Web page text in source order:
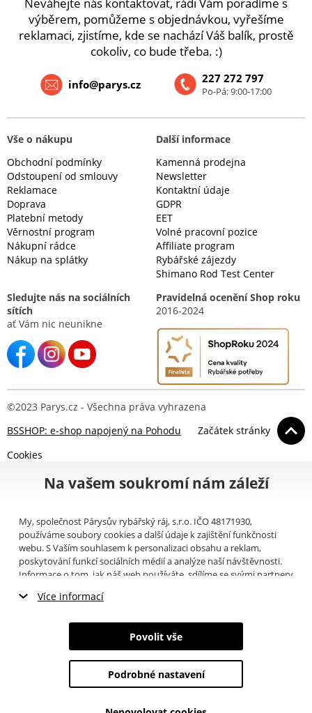
Neváhejte nás kontaktovat, rádi Vám poradíme s
výběrem, pomůžeme s objednávkou, vyřešíme
reklamaci, zjistíme, kde se nachází Váš balík, prostě
cokoliv, co bude třeba. :)
227 272 797
Po-Pá: 9:00-17:00
info@parys.cz
Vše o nákupu
Obchodní podmínky
Odstoupení od smlouvy
Reklamace
Doprava
Platební metody
Věrnostní program
Nákupní rádce
Nákup na splátky
Další informace
Kamenná prodejna
Newsletter
Kontaktní údaje
GDPR
EET
Volné pracovní pozice
Affiliate program
Rybářské zájezdy
Shimano Rod Test Center
Sledujte nás na sociálních
sítích
ať Vám nic neunikne
Pravidelná ocenění Shop roku
2016-2024
©2023 Parys.cz - Všechna práva vyhrazena
BSSHOP: e-shop napojený na Pohodu
Začátek stránky
Cookies
Na vašem soukromí nám záleží
My, společnost Párysův rybářský ráj, s.r.o. IČO 48171930,
používáme soubory cookies a další údaje k zajištění funkčnosti
webu. S Vaším souhlasem k personalizaci obsahu a reklam,
poskytování funkcí sociálních médií a analýze naší návštěvnosti.
Informace o tom, jak náš web používáte, sdílíme se svými partnery
můžete přečíst, jak tyto informace Google používá. Partneři tyto
poskytli nebo které získali v důsledku toho, že používáte jejich
služby. Tyto údaje zahrnují cookies, data z dalších úložišť, IP
adresu a další informace spojené s prohlížením webu. Svůj souhlas
Více informací
Nezbytné cookies
Marketingové cookies
Analytické cookies
Povolit vše
Podrobné nastavení